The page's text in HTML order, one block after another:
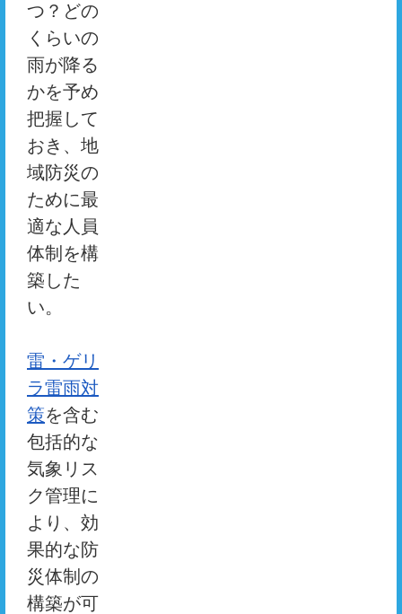
つ？どの
くらいの
雨が降る
かを予め
把握して
おき、地
域防災の
ために最
適な人員
体制を構
築した
い。
雷・ゲリ
ラ雷雨対
策を含む
包括的な
気象リス
ク管理に
より、効
果的な防
災体制の
構築が可